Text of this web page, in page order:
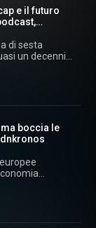
su tuttee il futuro
di sesta
un decennio
Unito.
su tutteboccia le
finanziaria